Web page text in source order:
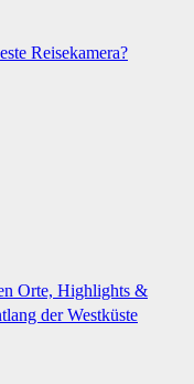
Reisekamera?
Orte, Highlights &
der Westküste